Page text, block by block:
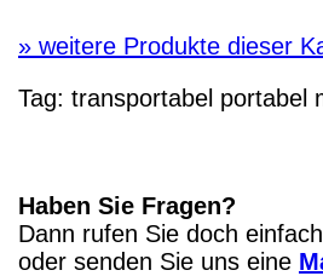
» weitere Produkte dieser
Tag: transportabel portabel
Haben Sie Fragen?
Dann rufen Sie doch
oder senden Sie uns eine